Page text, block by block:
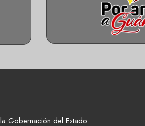
Gobernación del Estado